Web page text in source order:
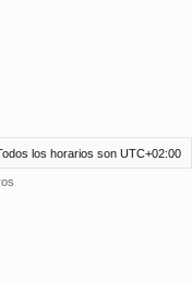
los horarios son UTC+02:00